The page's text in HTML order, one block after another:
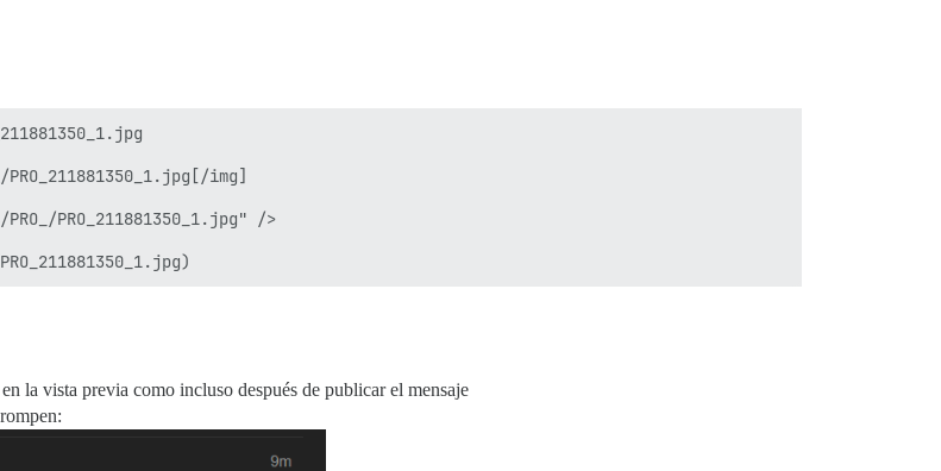
img]
PRO_211881350_1.jpg" />
la vista previa como incluso después de publicar el mensaje